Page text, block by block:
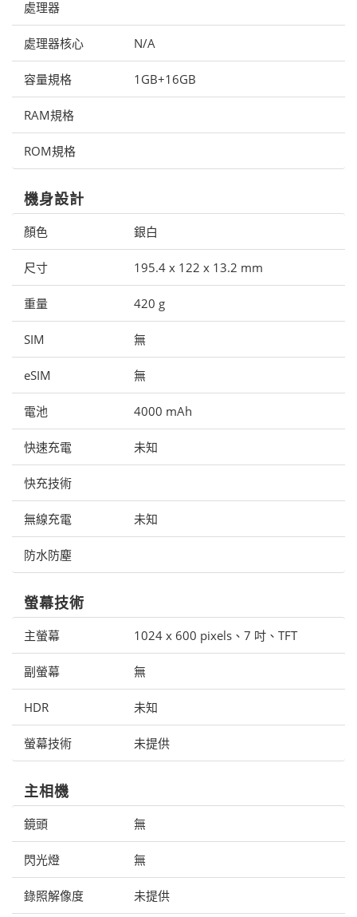
處理器
處理器核心 N/A
容量規格 1GB+16GB
RAM規格
ROM規格
機身設計
顏色 銀白
尺寸 195.4 x 122 x 13.2 mm
重量 420 g
SIM 無
eSIM 無
電池 4000 mAh
快速充電 未知
快充技術
無線充電 未知
防水防塵
螢幕技術
主螢幕 1024 x 600 pixels、7 吋、TFT
副螢幕 無
HDR 未知
螢幕技術 未提供
主相機
鏡頭 無
閃光燈 無
錄照解像度 未提供